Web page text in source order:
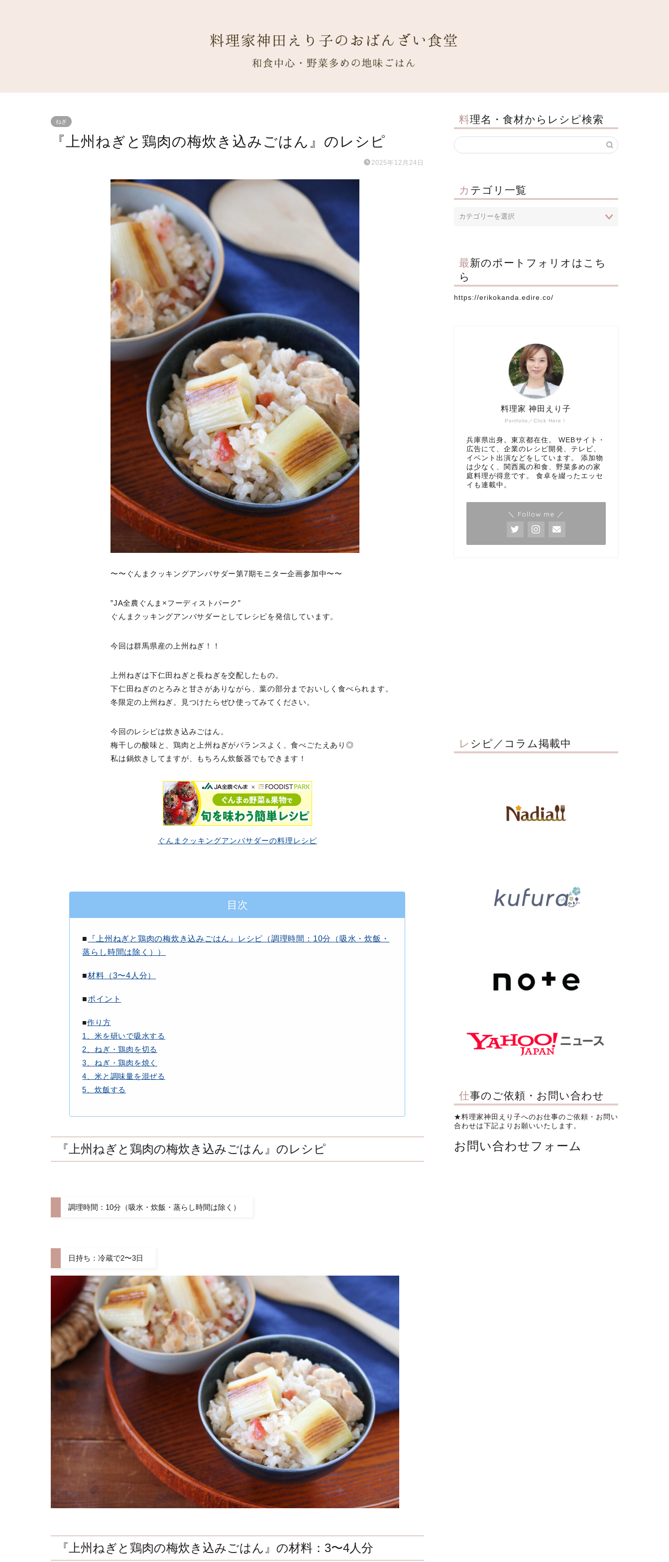
ねぎ
『上州ねぎと鶏肉の梅炊き込みごはん』のレシピ
2025年12月24日
〜〜ぐんまクッキングアンバサダー第7期モニター企画参加中〜〜
”JA全農ぐんま×フーディストパーク”
ぐんまクッキングアンバサダーとしてレシピを発信しています。
今回は群馬県産の上州ねぎ！！
上州ねぎは下仁田ねぎと長ねぎを交配したもの。
下仁田ねぎのとろみと甘さがありながら、葉の部分までおいしく食べられます。
冬限定の上州ねぎ。見つけたらぜひ使ってみてください。
今回のレシピは炊き込みごはん。
梅干しの酸味と、鶏肉と上州ねぎがバランスよく、食べごたえあり◎
私は鍋炊きしてますが、もちろん炊飯器でもできます！
ぐんまクッキングアンバサダーの料理レシピ
目次
■
『上州ねぎと鶏肉の梅炊き込みごはん』レシピ（調理時間：10分（吸水・炊飯・
蒸らし時間は除く） ）
■材料（3〜4 人分）
■ポイント
■作り方
1、米を研いで吸水する
2、ねぎ・鶏肉を切る
3、ねぎ・鶏肉を焼く
4、米と調味量を混ぜる
5、炊飯する
『上州ねぎと鶏肉の梅炊き込みごはん』のレシピ
調理時間：10分（吸水・炊飯・蒸らし時間は除く）
日持ち：冷蔵で2〜3日
『上州ねぎと鶏肉の梅炊き込みごはん』の材料：3〜4人分
料理名・食材からレシピ検索
カテゴリ一覧
最新のポートフォリオはこち
ら
https://erikokanda.edire.co/
Portfolio／Click Here！
料理家 神田えり子
兵庫県出身。東京都在住。 WEBサイト・
広告にて、企業のレシピ開発、テレビ、
イベント出演などをしています。 添加物
は少なく、関西風の和食、野菜多めの家
庭料理が得意です。 食卓を綴ったエッセ
イも連載中。
＼ Follow me ／
レシピ／コラム掲載中
仕事のご依頼・お問い合わせ
★料理家神田えり子へのお仕事のご依頼・お問い
合わせは下記よりお願いいたします。
お問い合わせフォーム